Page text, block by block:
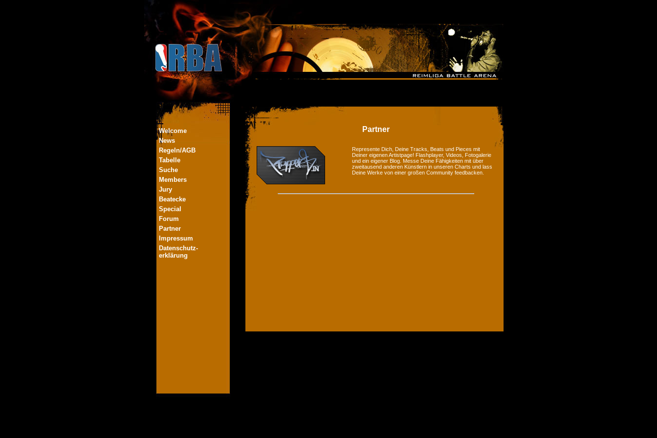
Welcome
News
Regeln/AGB
Tabelle
Suche
Members
Jury
Beatecke
Special
Forum
Partner
Impressum
Datenschutz-
erklärung
Partner
Represente Dich, Deine Tracks, Beats und Pieces mit
Deiner eigenen Artistpage! Flashplayer, Videos, Fotogalerie
und ein eigener Blog. Messe Deine Fähigkeiten mit über
zweitausend anderen Künstlern in unseren Charts und lass
Deine Werke von einer großen Community feedbacken.